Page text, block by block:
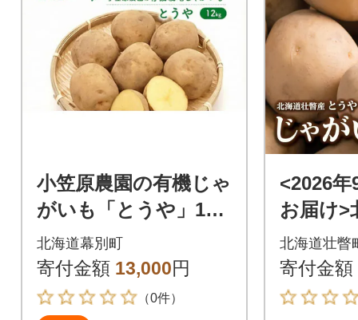
小笠原農園の有機じゃ
がいも「とうや」12k
g《秋出荷先行予約》
[53690933]
北海道幕別町
寄付金額 13,000円
（0件）
<2026
お届け>
産じゃ
Lサイズ
5
北海道壮瞥
寄付金額